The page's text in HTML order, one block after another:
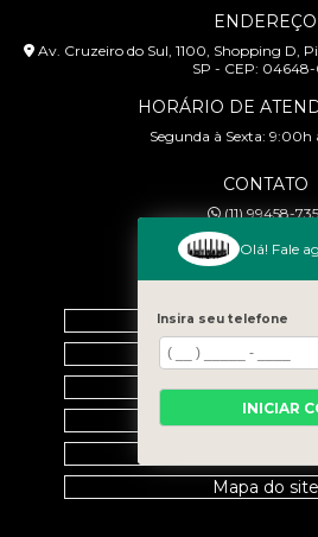
ENDEREÇO
Av. Cruzeiro do Sul, 1100, Shopping D,
SP - CEP: 04648-
HORÁRIO DE
Segunda à Sexta: 9:00h
CONTATO
(11) 99458-
Home
Empresa
Galeria
Contato
Mapa do site
Olá! Fale
Insira seu telefone
INICIAR